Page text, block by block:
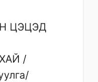
ЦЭЦЭД
/